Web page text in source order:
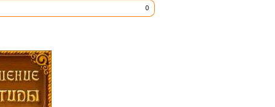
0